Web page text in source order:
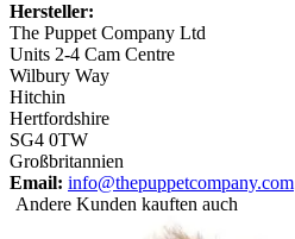
Hersteller:
The Puppet Company Ltd
Units 2-4 Cam Centre
Wilbury Way
Hitchin
Hertfordshire
SG4 0TW
Großbritannien
Email: info@thepuppetcompany.com
Andere Kunden kauften auch